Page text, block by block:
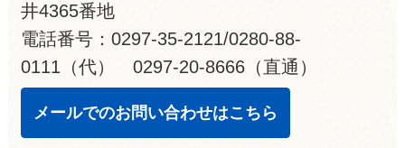
井4365番地
電話番号：0297-35-2121/0280-88-
0111（代） 0297-20-8666（直通）
メールでのお問い合わせはこちら